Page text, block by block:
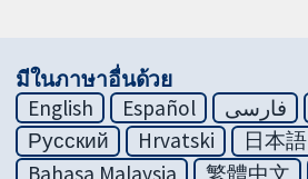
มีในภาษาอื่นด้วย
English
Español فارسی
Русский
Hrvatski
日本語